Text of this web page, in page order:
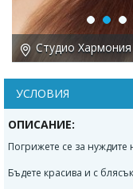
Студио Хармония
Previous
УСЛОВИЯ
ОПИСАНИЕ:
Погрижете се за нуждите
Бъдете красива и с